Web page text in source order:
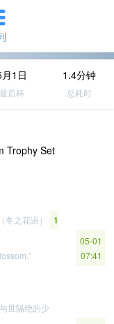
1日
最后杯
1.4分钟
总耗时
Trophy Set
（冬之花语） 1
05-01
07:41
与世隔绝的少